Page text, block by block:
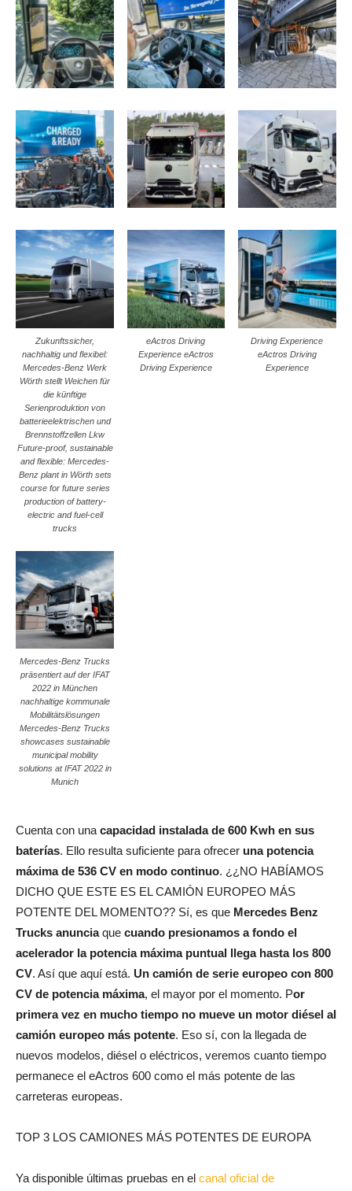
Zukunftssicher,
nachhaltig und flexibel:
Mercedes-Benz Werk
Wörth stellt Weichen für
die künftige
Serienproduktion von
batterieelektrischen und
Brennstoffzellen Lkw
Future-proof, sustainable
and flexible: Mercedes-
Benz plant in Wörth sets
course for future series
production of battery-
electric and fuel-cell
trucks
eActros Driving
Experience eActros
Driving Experience
Driving Experience
eActros Driving
Experience
Mercedes-Benz Trucks
präsentiert auf der IFAT
2022 in München
nachhaltige kommunale
Mobilitätslösungen
Mercedes-Benz Trucks
showcases sustainable
municipal mobility
solutions at IFAT 2022 in
Munich
Cuenta con una capacidad instalada de 600 Kwh en sus
baterías. Ello resulta suficiente para ofrecer una potencia
máxima de 536 CV en modo continuo. ¿¿NO HABÍAMOS
DICHO QUE ESTE ES EL CAMIÓN EUROPEO MÁS
POTENTE DEL MOMENTO?? Sí, es que Mercedes Benz
Trucks anunciaque cuando presionamos a fondo el
acelerador la potencia máxima puntual llega hasta los 800
CV. Así que aquí está. Un camión de serie europeo con 800
CV de potencia máxima, el mayor por el momento. Por
primera vez en mucho tiempo no mueve un motor diésel al
camión europeo más potente. Eso sí, con la llegada de
nuevos modelos, diésel o eléctricos, veremos cuanto tiempo
permanece el eActros 600 como el más potente de las
carreteras europeas.
TOP 3 LOS CAMIONES MÁS POTENTES DE EUROPA
Ya disponible últimas pruebas en el canal oficial de